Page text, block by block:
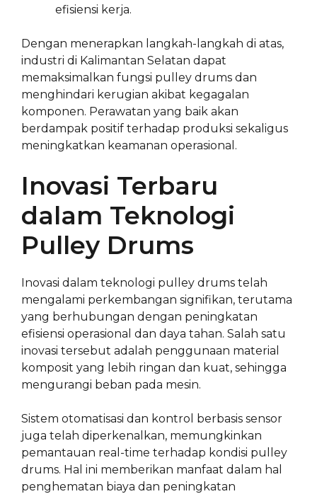
efisiensi kerja.
Dengan menerapkan langkah-langkah di atas,
industri di Kalimantan Selatan dapat
memaksimalkan fungsi pulley drums dan
menghindari kerugian akibat kegagalan
komponen. Perawatan yang baik akan
berdampak positif terhadap produksi sekaligus
meningkatkan keamanan operasional.
Inovasi Terbaru
dalam Teknologi
Pulley Drums
Inovasi dalam teknologi pulley drums telah
mengalami perkembangan signifikan, terutama
yang berhubungan dengan peningkatan
efisiensi operasional dan daya tahan. Salah satu
inovasi tersebut adalah penggunaan material
komposit yang lebih ringan dan kuat, sehingga
mengurangi beban pada mesin.
Sistem otomatisasi dan kontrol berbasis sensor
juga telah diperkenalkan, memungkinkan
pemantauan real-time terhadap kondisi pulley
drums. Hal ini memberikan manfaat dalam hal
penghematan biaya dan peningkatan